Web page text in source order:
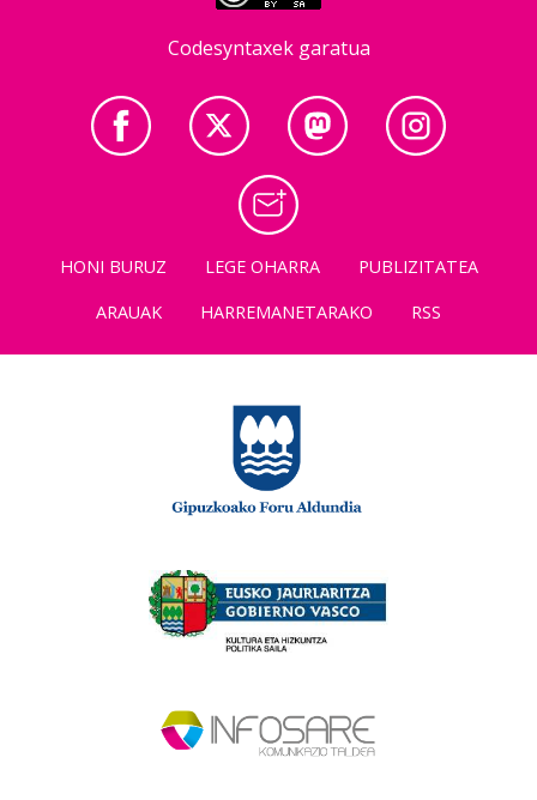
Codesyntaxek garatua
HONI BURUZ LEGE OHARRA
PUBLIZITATEA
ARAUAK
HARREMANETARAKO RSS